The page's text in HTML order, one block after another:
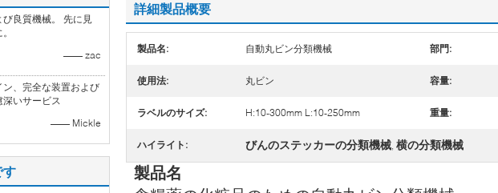
良質機械。 先に見
—— zac
ン、完全な装置および
深いサービス
—— Mickle
す
詳細製品概要
製品名: 自動丸ビン分類機械 部門:
使用法: 丸ビン 容量:
ラベルのサイズ: H:10-300mm L:10-250mm 重量:
ハイライト: びんのステッカーの分類機械, 横の分類機械
製品名